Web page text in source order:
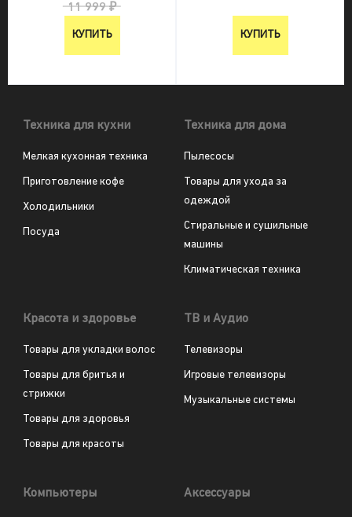
11 999 ₽
КУПИТЬ КУПИТЬ
Техника для кухни
Мелкая кухонная техника
Приготовление кофе
Холодильники
Посуда
Техника для дома
Пылесосы
Товары для ухода за
одеждой
Стиральные и сушильные
машины
Климатическая техника
Красота и здоровье
Товары для укладки волос
Товары для бритья и
стрижки
Товары для здоровья
Товары для красоты
ТВ и Аудио
Телевизоры
Игровые телевизоры
Музыкальные системы
Компьютеры Аксессуары